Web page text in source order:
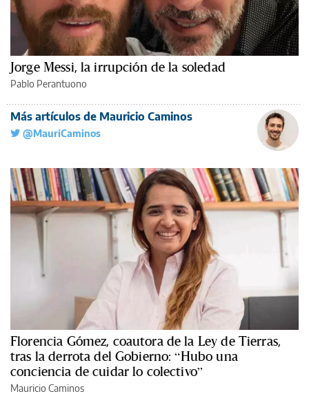
Jorge Messi, la irrupción de la soledad
Pablo Perantuono
Más artículos de Mauricio Caminos
@MauriCaminos
Florencia Gómez, coautora de la Ley de Tierras,
tras la derrota del Gobierno: “Hubo una
conciencia de cuidar lo colectivo”
Mauricio Caminos